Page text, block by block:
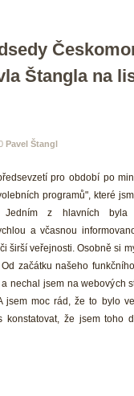
Štangla na
Pavel Štangl
pro období po
programů", které
Jedním z hlavních
a včasnou
širší veřejnosti. Osobně si
začátku našeho
nechal jsem na webových
jsem moc rád, že to bylo
konstatovat, že jsem toho